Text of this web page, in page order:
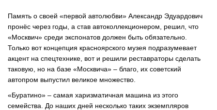
Память о своей «первой автолюбви» Александр Эдуардович
пронёс через годы, а став автоколлекционером, решил, что
«Москвич» среди экспонатов должен быть обязательно.
Только вот концепция красноярского музея подразумевает
акцент на спецтехнике, вот и решили реставраторы сделать
таковую, но на базе «Москвича» – благо, их советский
автопром выпустил великое множество.
«Буратино» – самая харизматичная машина из этого
семейства. До наших дней несколько таких экземпляров